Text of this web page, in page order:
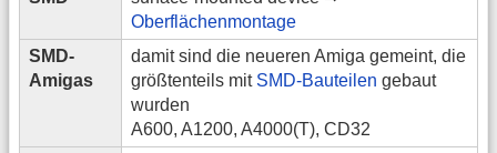
Oberflächenmontage
SMD-
Amigas
damit sind die neueren Amiga gemeint, die
größtenteils mit SMD-Bauteilen gebaut
wurden
A600, A1200, A4000(T), CD32